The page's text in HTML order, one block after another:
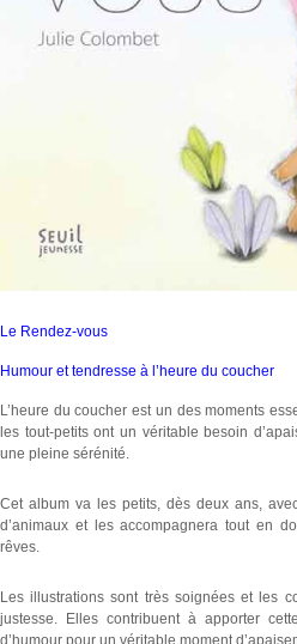
Le Rendez-vous
Humour et tendresse à l’heure du coucher
L’heure du coucher est un des moments
les tout-petits ont un véritable besoin
une pleine sérénité.
Cet album va les petits, dès deux ans,
d’animaux et les accompagnera tout en
rêves.
Les illustrations sont très soignées et les
justesse. Elles contribuent à apporter
d’humour pour un véritable moment